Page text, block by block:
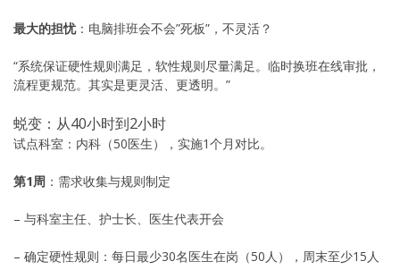
最大的担忧：电脑排班会不会”死板”，不灵活？
“系统保证硬性规则满足，软性规则尽量满足。临时换班在线审批，
流程更规范。其实是更灵活、更透明。”
蜕变：从40小时到2小时
试点科室：内科（50医生），实施1个月对比。
第1周 ：需求收集与规则制定
– 与科室主任、护士长、医生代表开会
– 确定硬性规则：每日最少30名医生在岗（50人），周末至少15人